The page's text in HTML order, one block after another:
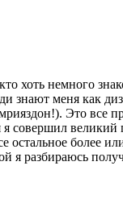
хоть немного
знают меня как
Это все
совершил великий
остальное более
я разбираюсь